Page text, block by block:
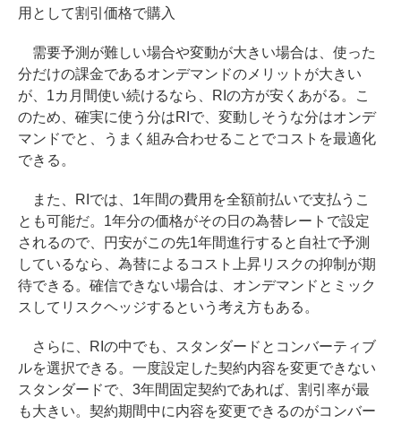
用として割引価格で購入
需要予測が難しい場合や変動が大きい場合は、使った
分だけの課金であるオンデマンドのメリットが大きい
が、1カ月間使い続けるなら、RIの方が安くあがる。こ
のため、確実に使う分はRIで、変動しそうな分はオンデ
マンドでと、うまく組み合わせることでコストを最適化
できる。
また、RIでは、1年間の費用を全額前払いで支払うこ
とも可能だ。1年分の価格がその日の為替レートで設定
されるので、円安がこの先1年間進行すると自社で予測
しているなら、為替によるコスト上昇リスクの抑制が期
待できる。確信できない場合は、オンデマンドとミック
スしてリスクヘッジするという考え方もある。
さらに、RIの中でも、スタンダードとコンバーティブ
ルを選択できる。一度設定した契約内容を変更できない
スタンダードで、3年間固定契約であれば、割引率が最
も大きい。契約期間中に内容を変更できるのがコンバー